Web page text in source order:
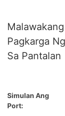
Pagkarga
Sa Pantalan
Simulan Ang
Port: